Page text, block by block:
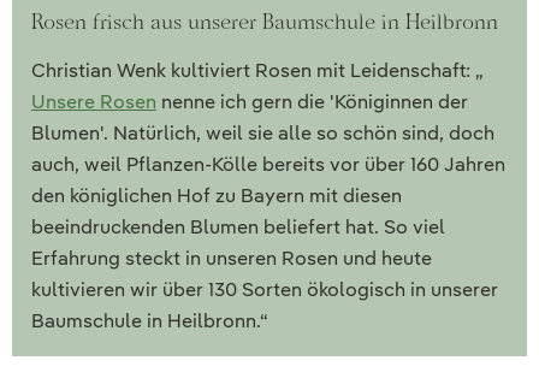
Rosen frisch aus unserer Baumschule in Heilbronn
Christian Wenk kultiviert Rosen mit Leidenschaft: „
Unsere Rosen nenne ich gern die 'Königinnen der
Blumen'. Natürlich, weil sie alle so schön sind, doch
auch, weil Pflanzen-Kölle bereits vor über 160 Jahren
den königlichen Hof zu Bayern mit diesen
beeindruckenden Blumen beliefert hat. So viel
Erfahrung steckt in unseren Rosen und heute
kultivieren wir über 130 Sorten ökologisch in unserer
Baumschule in Heilbronn.“